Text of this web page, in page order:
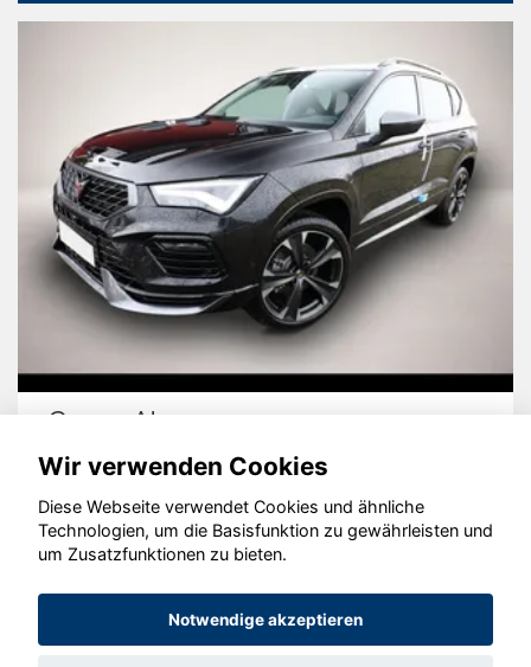
Cupra Ateca
© konjunkturmotor.de GmbH 2020 - 2026
Wir verwenden Cookies
Diese Webseite verwendet Cookies und ähnliche
Technologien, um die Basisfunktion zu gewährleisten und
um Zusatzfunktionen zu bieten.
Notwendige akzeptieren